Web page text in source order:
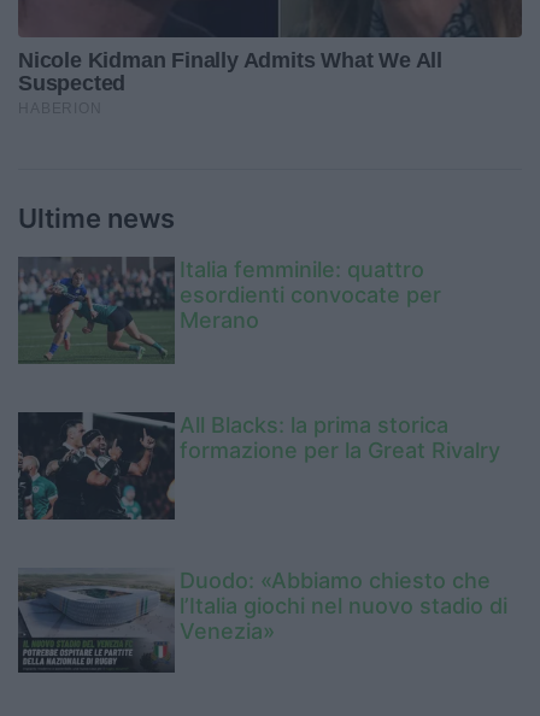
Ultime news
Italia femminile: quattro
esordienti convocate per
Merano
All Blacks: la prima storica
formazione per la Great Rivalry
Duodo: «Abbiamo chiesto che
l’Italia giochi nel nuovo stadio di
Venezia»